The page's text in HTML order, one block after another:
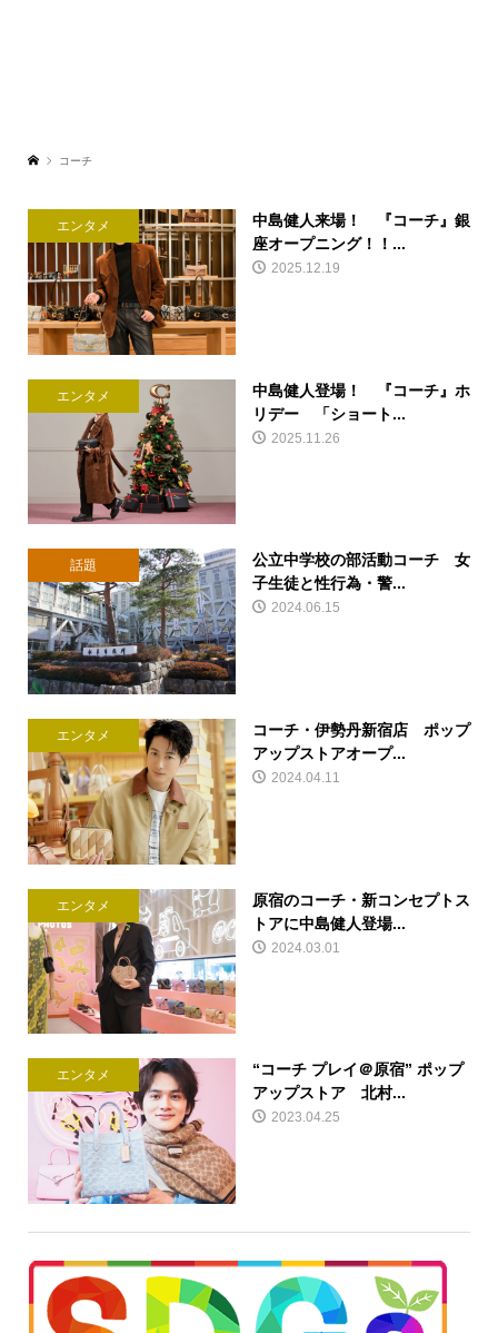
コーチ
エンタメ
中島健人来場！ 『コーチ』銀
座オープニング！！...
2025.12.19
エンタメ
中島健人登場！ 『コーチ』ホ
リデー 「ショート...
2025.11.26
話題
公立中学校の部活動コーチ 女
子生徒と性行為・警...
2024.06.15
エンタメ
コーチ・伊勢丹新宿店 ポップ
アップストアオープ...
2024.04.11
エンタメ
原宿のコーチ・新コンセプトス
トアに中島健人登場...
2024.03.01
エンタメ
“コーチ プレイ＠原宿” ポップ
アップストア 北村...
2023.04.25